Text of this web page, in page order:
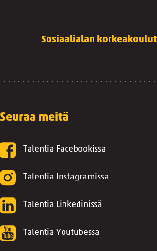
Sosiaalialan
Seuraa meitä
Talentia Facebookissa
Talentia Instagramissa
Talentia Linkedinissä
Talentia Youtubessa